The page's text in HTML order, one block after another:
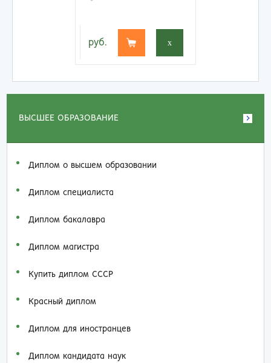
ВЫСШЕЕ ОБРАЗОВАНИЕ
Диплом о высшем образовании
Диплом специалиста
Диплом бакалавра
Диплом магистра
Купить диплом СССР
Красный диплом
Диплом для иностранцев
Диплом кандидата наук
руб. x